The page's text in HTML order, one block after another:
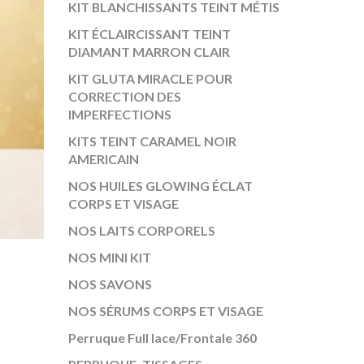
KIT BLANCHISSANTS TEINT MÉTIS
KIT ÉCLAIRCISSANT TEINT
DIAMANT MARRON CLAIR
KIT GLUTA MIRACLE POUR
CORRECTION DES
IMPERFECTIONS
KITS TEINT CARAMEL NOIR
AMERICAIN
NOS HUILES GLOWING ÉCLAT
CORPS ET VISAGE
NOS LAITS CORPORELS
NOS MINI KIT
NOS SAVONS
NOS SÉRUMS CORPS ET VISAGE
Perruque Full lace/Frontale 360